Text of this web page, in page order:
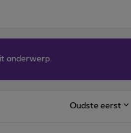
onderwerp.
Oudste eerst